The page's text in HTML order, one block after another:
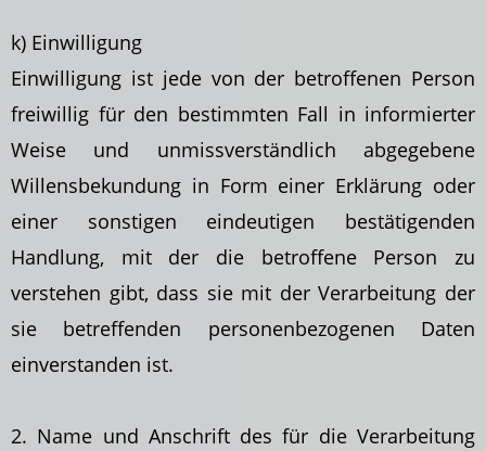
k) Einwilligung
Einwilligung ist jede von der betroffenen Person
freiwillig für den bestimmten Fall in informierter
Weise und unmissverständlich abgegebene
Willensbekundung in Form einer Erklärung oder
einer sonstigen eindeutigen bestätigenden
Handlung, mit der die betroffene Person zu
verstehen gibt, dass sie mit der Verarbeitung der
sie betreffenden personenbezogenen Daten
einverstanden ist.
2. Name und Anschrift des für die Verarbeitung